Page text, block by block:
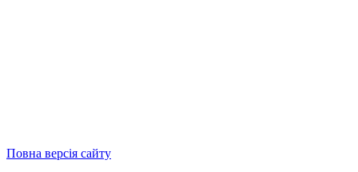
Повна версія сайту